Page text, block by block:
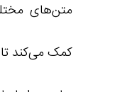
متن‌های
کمک می‌کند